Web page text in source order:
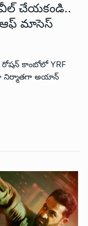
చేయకండి..
ఆఫ్ మాసెస్
రోషన్ కాంబోలో YRF
నిర్మాతగా అయాన్